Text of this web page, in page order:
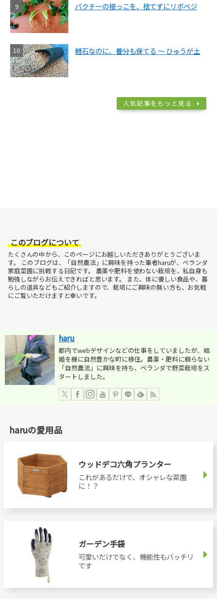
パクチーの根っこを、捨てずにリボベジ
軽石なのに、養分も保てる ～ ひゅうが土
人気記事をもっと見る
このブログについて
たくさんの中から、このページにお越しいただきありがとうございま
す。
このブログは、「自然農法」に興味を持った筆者haruが、ベランダ
家庭菜園に挑戦する日記です。
農薬や肥料を使わない栽培を、私自身も
勉強しながらお伝えできればと思います。
また、体に優しい食品や、暮
らしの道具などもご紹介しますので、栽培にご興味の無い方も、お気軽
にご覧いただけますと幸いです。
haru
都内でwebデザインなどの仕事をしていましたが、結
婚を機に自然豊かな町に移住。農薬・肥料に頼らない
「自然農法」に興味を持ち、ベランダで野菜栽培をス
タートしました。
haruの愛用品
ウッドデコ六角プランター
これがあるだけで、オシャレな菜園
に！？
ガーデン手袋
可愛いだけでなく、機能性もバッチリ
です